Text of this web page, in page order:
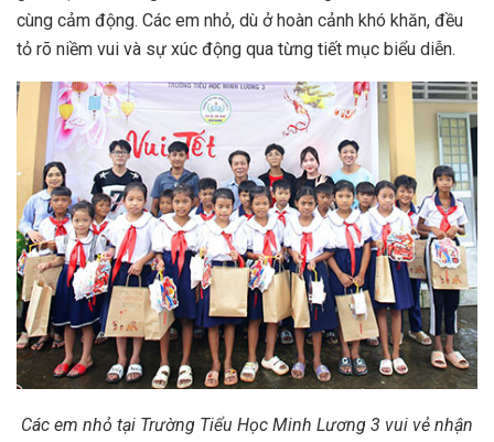
cùng cảm động. Các em nhỏ, dù ở hoàn cảnh khó khăn, đều
tỏ rõ niềm vui và sự xúc động qua từng tiết mục biểu diễn.
Các em nhỏ tại Trường Tiểu Học Minh Lương 3 vui vẻ nhận